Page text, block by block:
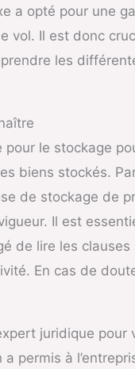
a opté pour une
vol. Il est donc
les
le stockage
biens stockés.
de stockage de
Il est
lire les
En cas de
juridique pour
permis à